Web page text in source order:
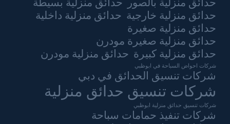
حدائق منزلية بالصور
حدائق منزلية بسيطة
حدائق منزلية خارجية حدائق منزلية داخلية
حدائق منزلية صغيرة
حدائق منزلية صغيرة مودرن
حدائق منزلية كبيرة حدائق منزلية مودرن
شركات احواض السباحة في ابوظبي
شركات تنسيق الحدائق في دبي
شركات تنسيق حدائق منزلية
شركات تنسيق حدائق منزلية ابوظبي
شركات تنفيذ حمامات سباحة